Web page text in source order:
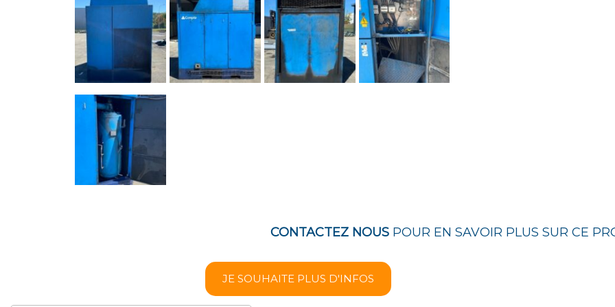
CONTACTEZ NOUSPOUR EN SAVOIR PLUS SUR CE
JE SOUHAITE PLUS D'INFOS